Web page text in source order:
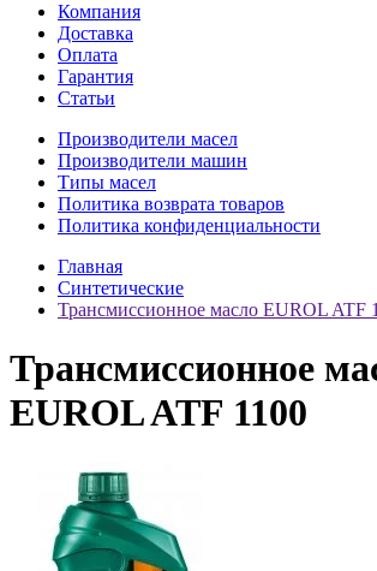
Компания
Доставка
Оплата
Гарантия
Статьи
Производители масел
Производители машин
Типы масел
Политика возврата товаров
Политика конфиденциальности
Главная
Синтетические
Трансмиссионное масло EUROL ATF
Трансмиссионное
EUROL ATF 1100